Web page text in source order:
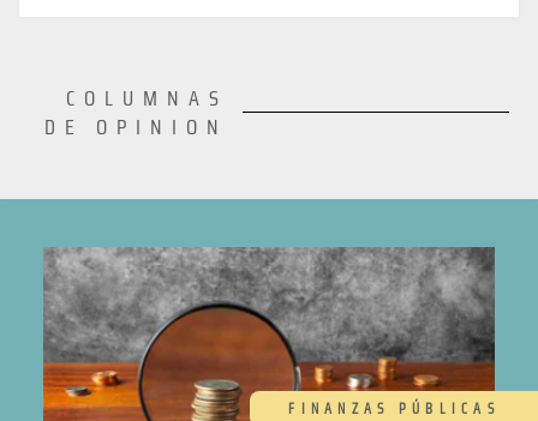
COLUMNAS
DE OPINION
FINANZAS PÚBLICAS